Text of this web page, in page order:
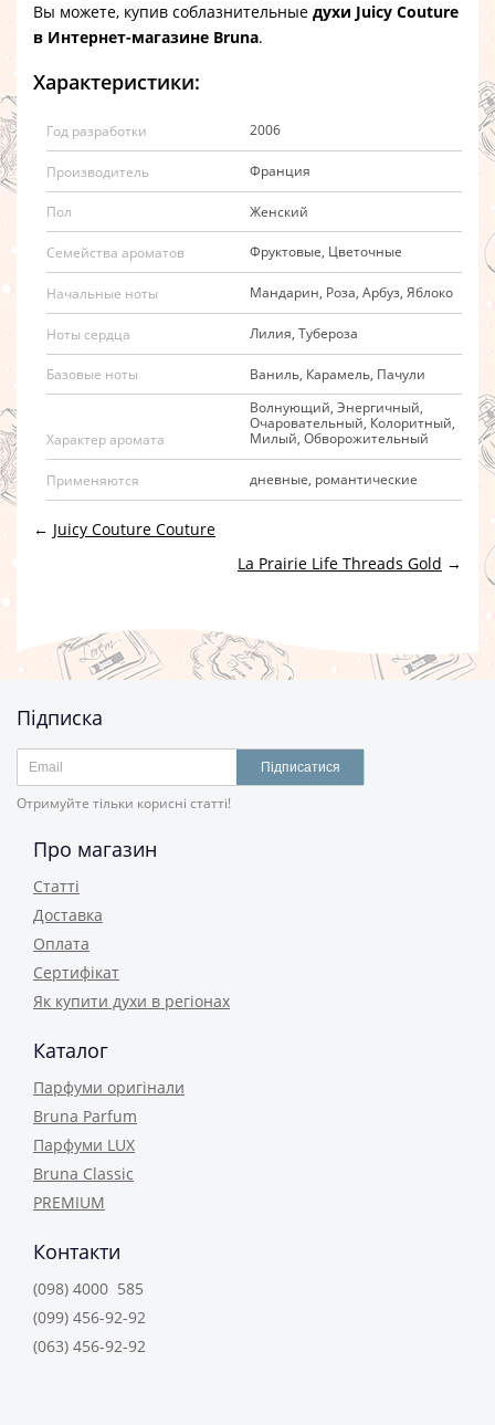
Вы можете, купив соблазнительные духи Juicy Couture
в Интернет-магазине Bruna.
Характеристики:
Год разработки 2006
Производитель Франция
Пол Женский
Семейства ароматов Фруктовые, Цветочные
Начальные ноты Мандарин, Роза, Арбуз, Яблоко
Ноты сердца Лилия, Тубероза
Базовые ноты Ваниль, Карамель, Пачули
Характер аромата
Волнующий, Энергичный,
Очаровательный, Колоритный,
Милый, Обворожительный
Применяются дневные, романтические
← Juicy Couture Couture
La Prairie Life Threads Gold →
Підписка
Підписатися
Отримуйте тільки корисні статті!
Про магазин
Статті
Доставка
Оплата
Сертифікат
Як купити духи в регіонах
Каталог
Парфуми оригінали
Bruna Parfum
Парфуми LUX
Bruna Classic
PREMIUM
Контакти
(098) 4000 585
(099) 456-92-92
(063) 456-92-92